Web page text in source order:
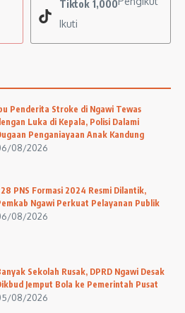
Tiktok 1,000
Ikuti
Penderita Stroke di Ngawi Tewas
Luka di Kepala, Polisi Dalami
Penganiayaan Anak Kandung
08/2026
PNS Formasi 2024 Resmi Dilantik,
Ngawi Perkuat Pelayanan Publik
08/2026
Sekolah Rusak, DPRD Ngawi Desak
Jemput Bola ke Pemerintah Pusat
08/2026